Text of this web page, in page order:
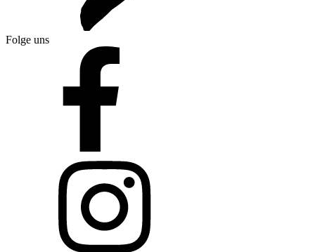
Folge uns